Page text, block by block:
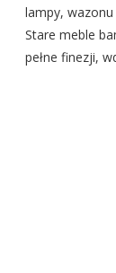
lampy, wazonu
Stare meble
pełne finezji,